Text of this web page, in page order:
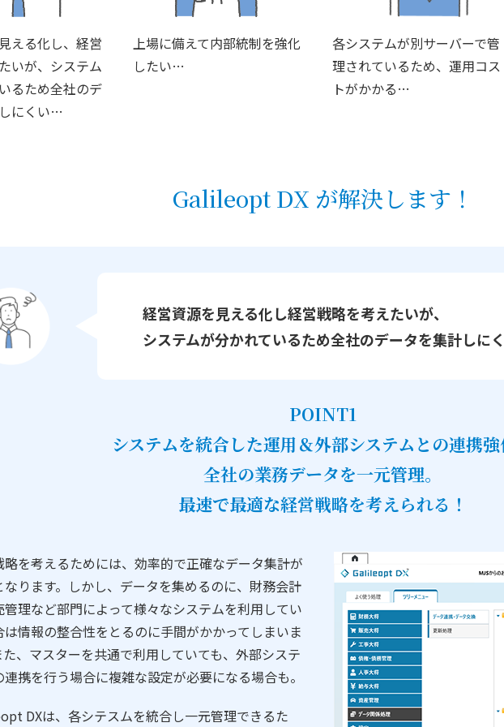
える化し、経営
いが、システム
るため全社のデ
にくい…
上場に備えて内部統制を強化
したい…
各システムが別サーバーで管
理されているため、運用コス
トがかかる…
Galileopt DX が解決します！
経営資源を見える化し経営戦略を考えたいが、
システムが分かれているため全社のデータを集計しに
POINT1
システムを統合した運用＆外部システムとの連携
全社の業務データを一元管理。
最速で最適な経営戦略を考えられる！
略を考えるためには、効率的で正確なデータ集計が
なります。しかし、データを集めるのに、財務会計
管理など部門によって様々なシステムを利用してい
は情報の整合性をとるのに手間がかかってしまいま
た、マスターを共通で利用していても、外部システ
連携を行う場合に複雑な設定が必要になる場合も。
DXは、各シテスムを統合し一元管理できるた